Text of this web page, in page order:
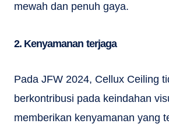
mewah dan penuh gaya.
2. Kenyamanan terjaga
Pada JFW 2024, Cellux Ceiling
berkontribusi pada keindahan
memberikan kenyamanan yang